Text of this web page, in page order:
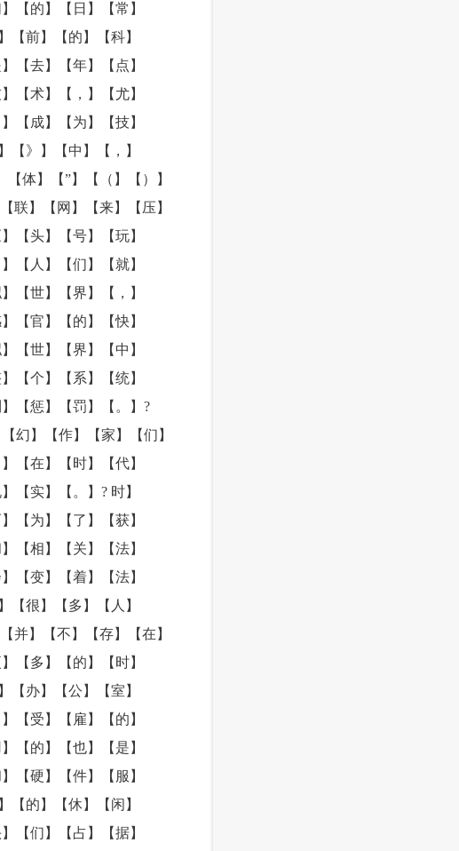
【的】【日】【常】
【前】【的】【科】
【去】【年】【点】
【术】【，】【尤】
【成】【为】【技】
【》】【中】【，】
体】【”】【（】【）】
联】【网】【来】【压】
【头】【号】【玩】
【人】【们】【就】
【世】【界】【，】
【官】【的】【快】
【世】【界】【中】
【个】【系】【统】
【惩】【罚】【。】?
幻】【作】【家】【们】
【在】【时】【代】
【实】【。】? 时】
【为】【了】【获】
【相】【关】【法】
【变】【着】【法】
【很】【多】【人】
并】【不】【存】【在】
【多】【的】【时】
【办】【公】【室】
【受】【雇】【的】
【的】【也】【是】
【硬】【件】【服】
【的】【休】【闲】
【们】【占】【据】